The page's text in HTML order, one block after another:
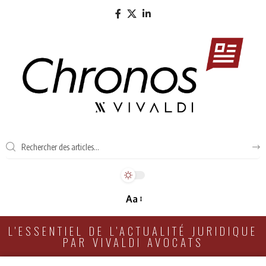
Aa
L'ESSENTIEL DE L'ACTUALITÉ JURIDIQUE
PAR VIVALDI AVOCATS